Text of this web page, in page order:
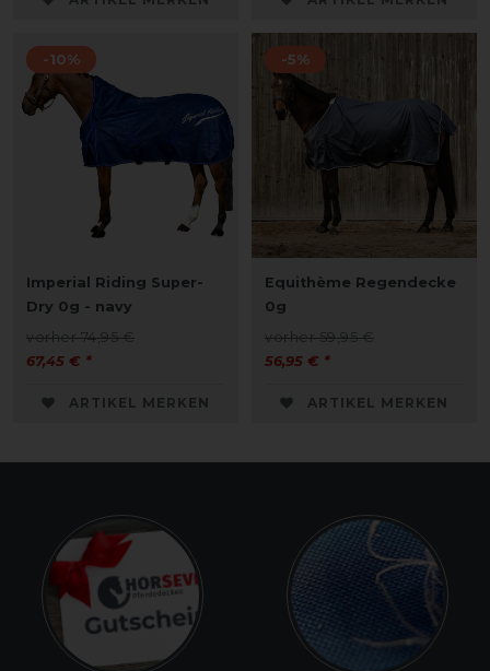
-10%
Imperial Riding Super-
Dry 0g - navy
vorher 74,95 €
67,45 € *
ARTIKEL MERKEN
-5%
Equithème Regendecke
0g
vorher 59,95 €
56,95 € *
ARTIKEL MERKEN